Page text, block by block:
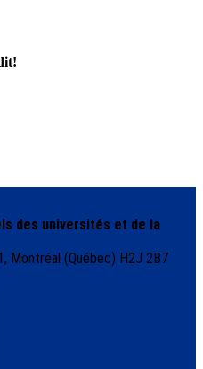
des universités et de la
Montréal (Québec) H2J 2B7